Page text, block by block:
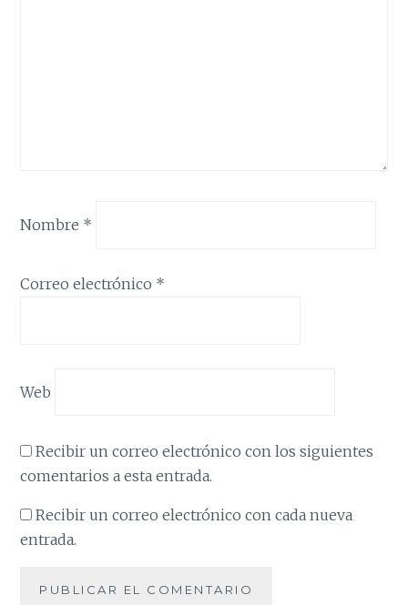
Nombre *
Correo electrónico *
Web
Recibir un correo electrónico con los siguientes
comentarios a esta entrada.
Recibir un correo electrónico con cada nueva
entrada.